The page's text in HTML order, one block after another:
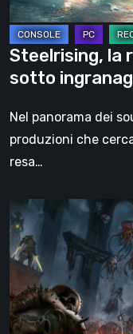
Steelrising, la
sotto
Nel panorama dei
produzioni che
resa…
DOOM:
The
Dark
Ages
–
Revelations,